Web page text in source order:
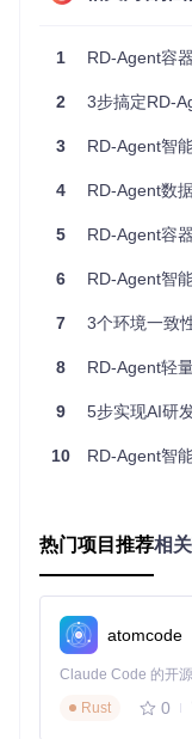
储
确保可访问
问题：研发环
环境一致性困境
数据科学家小张最
化因子模型在同事
earn版本差异（
我电脑上能运行"的
依赖管理挑战
RD-Agent作为数据
Kaggle竞赛全流
资源隔离需求
不同研发任务（如
大，共享环境容易
1 RD-Agent容
2 3步搞定RD-
3 RD-Agent智能部署指
4 RD-Agent数据
5 RD-Agent容器
6 RD-Agent智能
7 3个环境一致性解
8 RD-Agent轻量级
9 5步实现AI研发
10 RD-Agent智能研发
热门项目推荐相
atomcode
Rust
0